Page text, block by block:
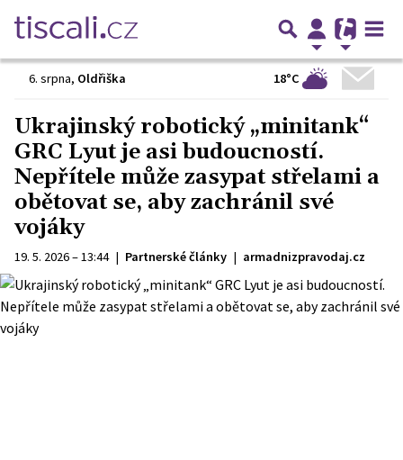
6. srpna, Oldřiška 18°C
Ukrajinský robotický „minitank“
GRC Lyut je asi budoucností.
Nepřítele může zasypat střelami a
obětovat se, aby zachránil své
vojáky
19. 5. 2026 – 13:44 | Partnerské články | armadnizpravodaj.cz